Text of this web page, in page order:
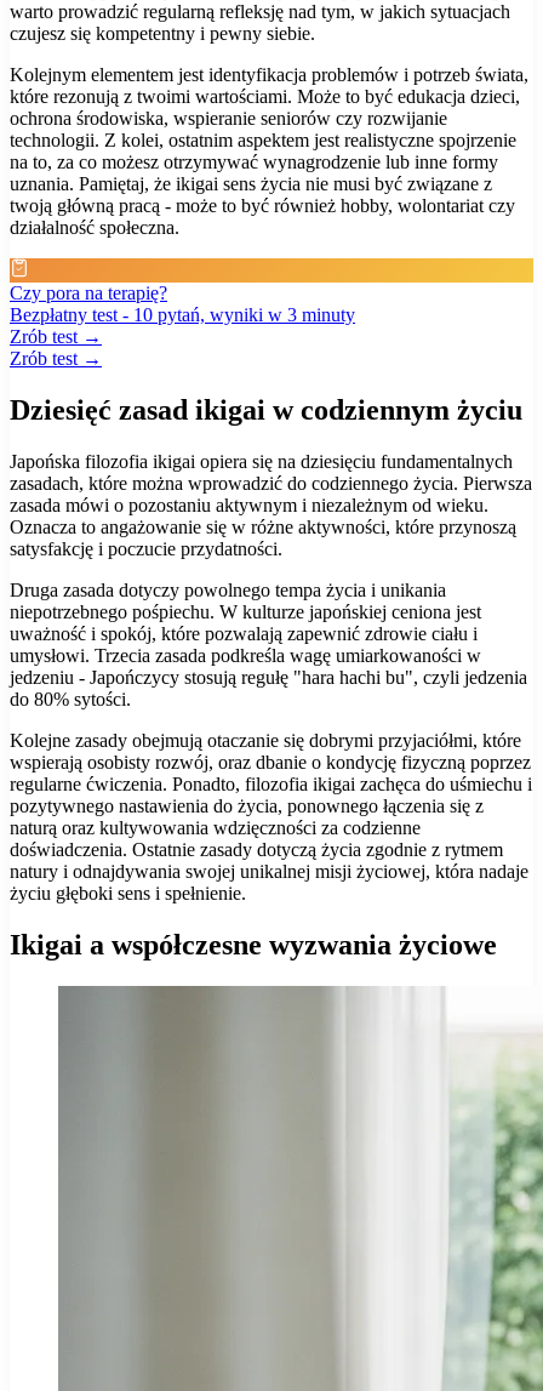
warto prowadzić regularną refleksję nad tym, w jakich sytuacjach
czujesz się kompetentny i pewny siebie.
Kolejnym elementem jest identyfikacja problemów i potrzeb świata,
które rezonują z twoimi wartościami. Może to być edukacja dzieci,
ochrona środowiska, wspieranie seniorów czy rozwijanie
technologii. Z kolei, ostatnim aspektem jest realistyczne spojrzenie
na to, za co możesz otrzymywać wynagrodzenie lub inne formy
uznania. Pamiętaj, że ikigai sens życia nie musi być związane z
twoją główną pracą - może to być również hobby, wolontariat czy
działalność społeczna.
Czy pora na terapię?
Bezpłatny test - 10 pytań, wyniki w 3 minuty
Zrób test →
Zrób test →
Dziesięć zasad ikigai w codziennym życiu
Japońska filozofia ikigai opiera się na dziesięciu fundamentalnych
zasadach, które można wprowadzić do codziennego życia. Pierwsza
zasada mówi o pozostaniu aktywnym i niezależnym od wieku.
Oznacza to angażowanie się w różne aktywności, które przynoszą
satysfakcję i poczucie przydatności.
Druga zasada dotyczy powolnego tempa życia i unikania
niepotrzebnego pośpiechu. W kulturze japońskiej ceniona jest
uważność i spokój, które pozwalają zapewnić zdrowie ciału i
umysłowi. Trzecia zasada podkreśla wagę umiarkowaności w
jedzeniu - Japończycy stosują regułę "hara hachi bu", czyli jedzenia
do 80% sytości.
Kolejne zasady obejmują otaczanie się dobrymi przyjaciółmi, które
wspierają osobisty rozwój, oraz dbanie o kondycję fizyczną poprzez
regularne ćwiczenia. Ponadto, filozofia ikigai zachęca do uśmiechu i
pozytywnego nastawienia do życia, ponownego łączenia się z
naturą oraz kultywowania wdzięczności za codzienne
doświadczenia. Ostatnie zasady dotyczą życia zgodnie z rytmem
natury i odnajdywania swojej unikalnej misji życiowej, która nadaje
życiu głęboki sens i spełnienie.
Ikigai a współczesne wyzwania życiowe